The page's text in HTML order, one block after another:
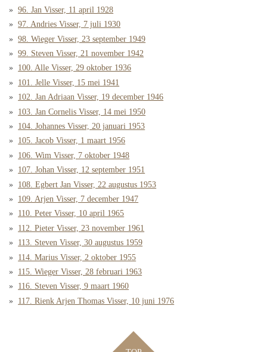
96. Jan Visser, 11 april 1928
97. Andries Visser, 7 juli 1930
98. Wieger Visser, 23 september 1949
99. Steven Visser, 21 november 1942
100. Alle Visser, 29 oktober 1936
101. Jelle Visser, 15 mei 1941
102. Jan Adriaan Visser, 19 december 1946
103. Jan Cornelis Visser, 14 mei 1950
104. Johannes Visser, 20 januari 1953
105. Jacob Visser, 1 maart 1956
106. Wim Visser, 7 oktober 1948
107. Johan Visser, 12 september 1951
108. Egbert Jan Visser, 22 augustus 1953
109. Arjen Visser, 7 december 1947
110. Peter Visser, 10 april 1965
112. Pieter Visser, 23 november 1961
113. Steven Visser, 30 augustus 1959
114. Marius Visser, 2 oktober 1955
115. Wieger Visser, 28 februari 1963
116. Steven Visser, 9 maart 1960
117. Rienk Arjen Thomas Visser, 10 juni 1976